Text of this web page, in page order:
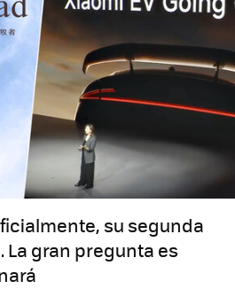
su segunda
gran pregunta es